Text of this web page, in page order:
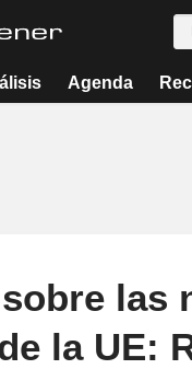
Agenda
las
la UE: